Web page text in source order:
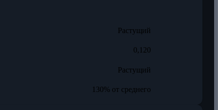
Растущий
0,120
Растущий
130% от среднего